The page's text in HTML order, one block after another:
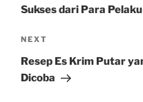
Sukses dari Para
Next
Post
NEXT
Resep Es Krim Putar
Dicoba